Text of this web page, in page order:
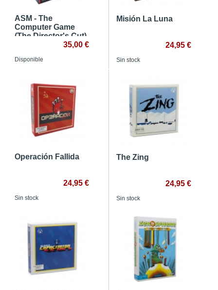
ASM - The
Computer Game
(The Director's Cut)
35,00 €
Disponible
Misión La Luna
24,95 €
Sin stock
Operación Fallida
24,95 €
Sin stock
The Zing
24,95 €
Sin stock